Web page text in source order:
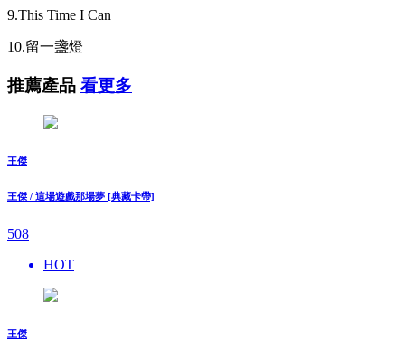
9.This Time I Can
10.留一盞燈
推薦產品 看更多
王傑
王傑 / 這場遊戲那場夢 [典藏卡帶]
508
HOT
王傑